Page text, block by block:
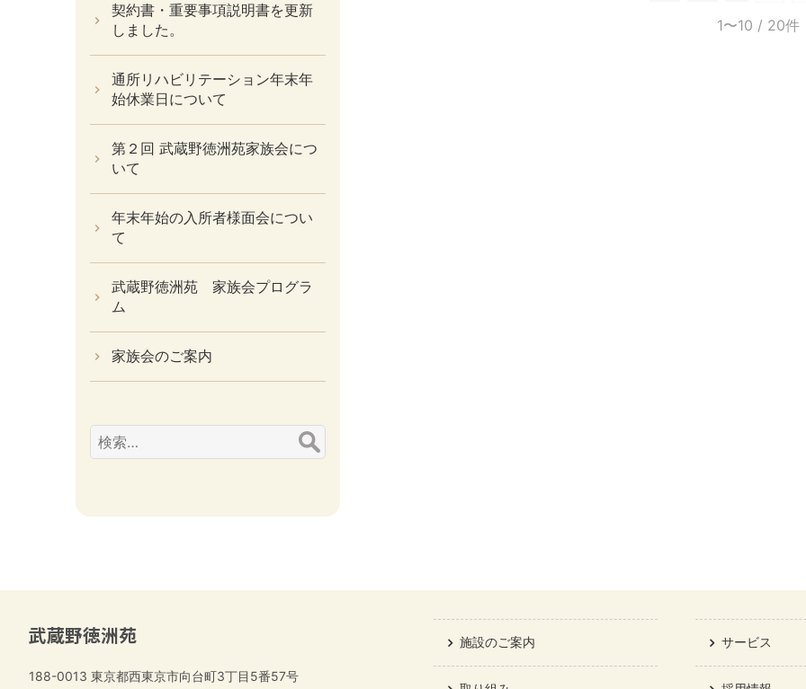
1〜10 / 20件
契約書・重要事項説明書を更新
しました。
通所リハビリテーション年末年
始休業日について
第２回 武蔵野徳洲苑家族会につ
いて
年末年始の入所者様面会につい
て
武蔵野徳洲苑 家族会プログラ
ム
家族会のご案内
検
索:
武蔵野徳洲苑
188-0013 東京都西東京市向台町3丁目5番57号
施設のご案内 サービス